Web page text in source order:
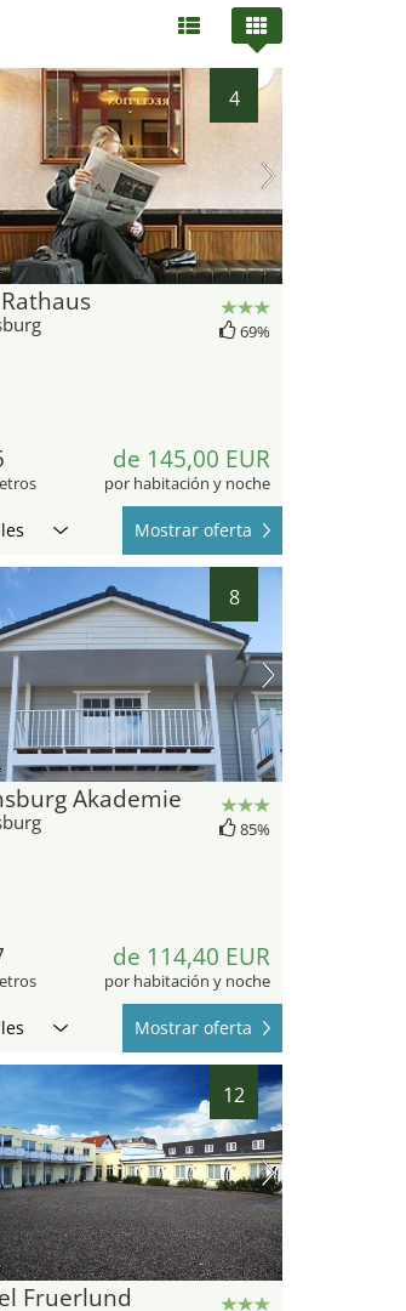
4
69%
de 145,00 EUR
por habitación y noche
Mostrar oferta
8
Akademie
85%
de 114,40 EUR
por habitación y noche
Mostrar oferta
12
Fruerlund